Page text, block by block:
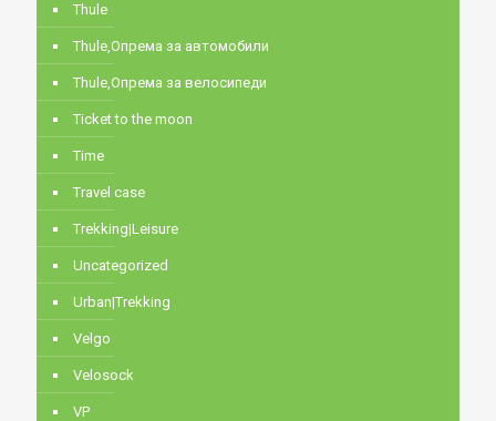
Thule
Thule,Опрема за автомобили
Thule,Опрема за велосипеди
Ticket to the moon
Time
Travel case
Trekking|Leisure
Uncategorized
Urban|Trekking
Velgo
Velosock
VP